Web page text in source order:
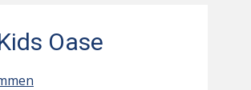
Oase